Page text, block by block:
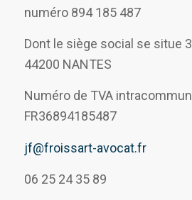
numéro 894 185 487
Dont le siège social se situe
44200 NANTES
Numéro de TVA
FR36894185487
jf@froissart-avocat.fr
06 25 24 35 89